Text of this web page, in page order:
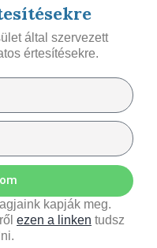
által szervezett
értesítésekre.
kapják meg.
ezen a linken tudsz